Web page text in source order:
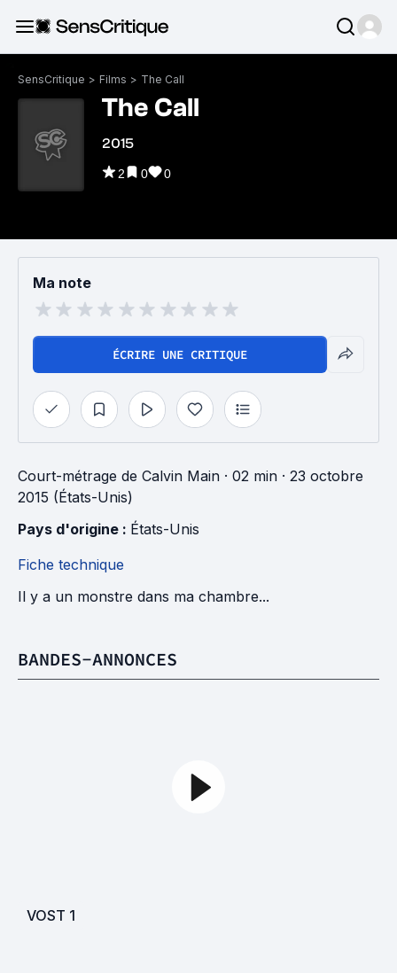
SensCritique > Films > The Call
The Call
2015
2 0 0
Ma note
ÉCRIRE UNE CRITIQUE
Court-métrage de Calvin Main · 02 min · 23 octobre
2015 (États-Unis)
Pays d'origine : États-Unis
Fiche technique
Il y a un monstre dans ma chambre...
BANDES-ANNONCES
VOST 1